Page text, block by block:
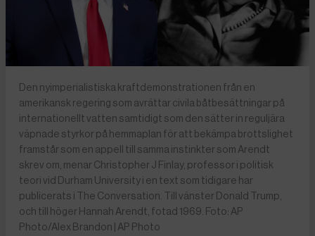
Den nyimperialistiska kraftdemonstrationen från en
amerikansk regering som avrättar civila båtbesättningar på
internationellt vatten samtidigt som den sätter in reguljära
väpnade styrkor på hemmaplan för att bekämpa brottslighet
framstår som en appell till samma instinkter som Arendt
skrev om, menar Christopher J Finlay, professor i politisk
teori vid Durham University i en text som tidigare har
publicerats i The Conversation. Till vänster Donald Trump,
och till höger Hannah Arendt, fotad 1969. Foto: AP
Photo/Alex Brandon | AP Photo